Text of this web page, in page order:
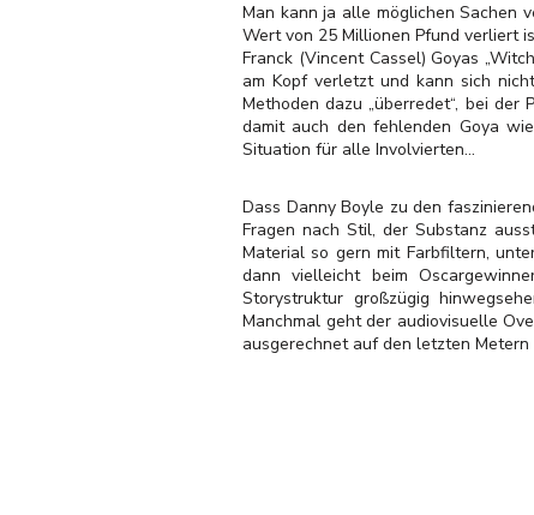
Man kann ja alle möglichen Sachen
Wert von 25 Millionen Pfund verliert
Franck (Vincent Cassel) Goyas
am Kopf verletzt und kann sich
Methoden dazu „überredet“, bei
damit auch den fehlenden Goya
Situation für alle Involvierten...
Dass Danny Boyle zu den
Fragen nach Stil, der Substanz
Material so gern mit Farbfiltern,
dann vielleicht beim
Storystruktur großzügig
Manchmal geht der audiovisuelle
ausgerechnet auf den letzten Metern